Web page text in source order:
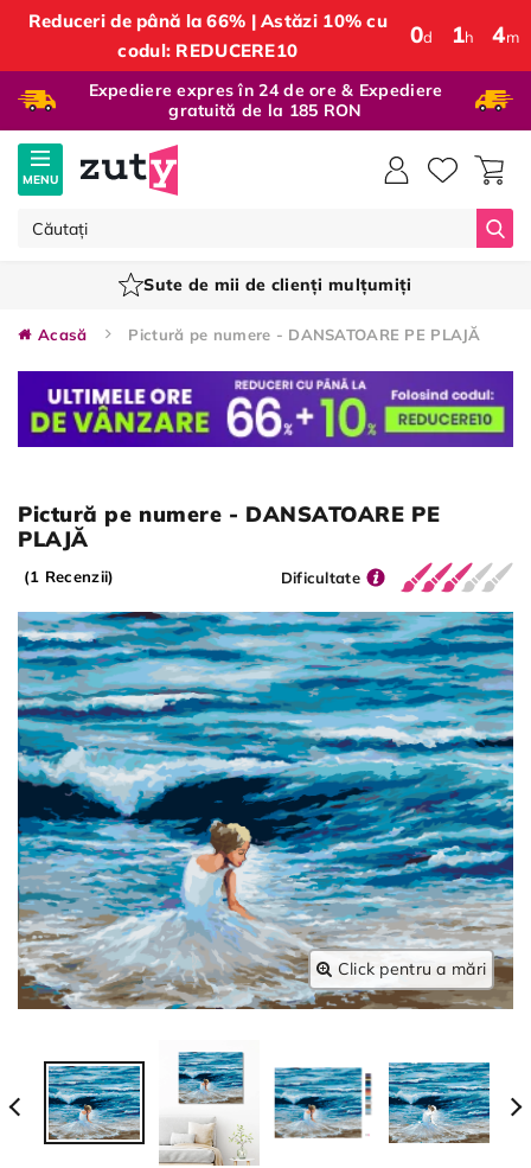
Reduceri de până la 66% | Astăzi 10% cu
codul: REDUCERE10
0d 1h 4m
Expediere expres în 24 de ore & Expediere
gratuită de la 185 RON
MENU
Sute de mii de clienți mulțumiți
Acasă Pictură pe numere - DANSATOARE PE PLAJĂ
Pictură pe numere - DANSATOARE PE
PLAJĂ
(1 Recenzii) Dificultate
Click pentru a mări